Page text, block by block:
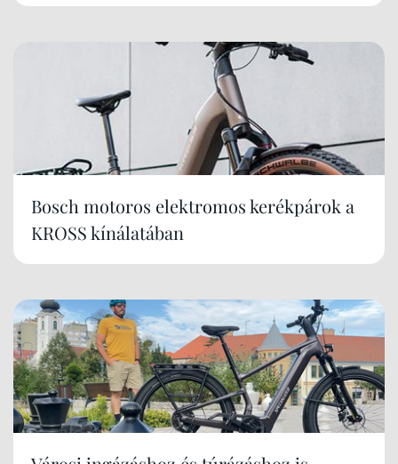
Bosch motoros elektromos kerékpárok a
KROSS kínálatában